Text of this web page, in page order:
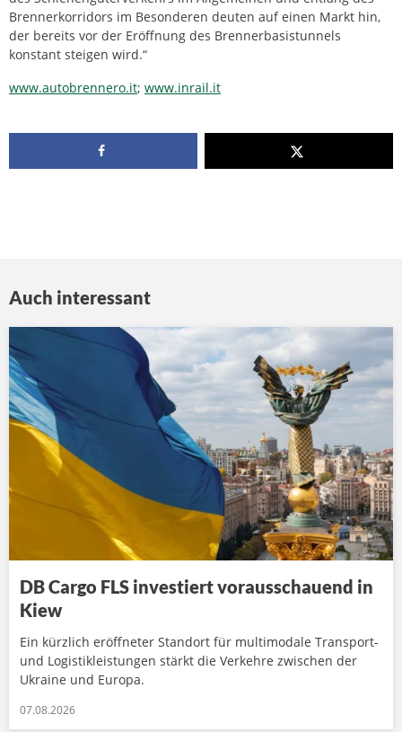
Brennerkorridors im Besonderen deuten auf einen Markt hin,
der bereits vor der Eröffnung des Brennerbasistunnels
konstant steigen wird.“
www.autobrennero.it; www.inrail.it
Auch interessant
DB Cargo FLS investiert vorausschauend in
Kiew
Ein kürzlich eröffneter Standort für multimodale Transport-
und Logistikleistungen stärkt die Verkehre zwischen der
Ukraine und Europa.
07.08.2026